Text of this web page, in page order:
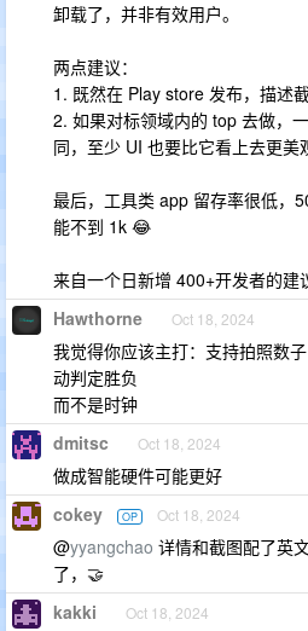
卸载了，并非有效用户。
两点建议：
1. 既然在 Play store 发布，描述
2. 如果对标领域内的 top 去做，
同，至少 UI 也要比它看上去更美
最后，工具类 app 留存率很低，
能不到 1k 😂
来自一个日新增 400+开发者的建
Hawthorne Oct 18, 2024
我觉得你应该主打：支持拍照数
动判定胜负
而不是时钟
dmitsc Oct 18, 2024
做成智能硬件可能更好
cokey OP Oct 18, 2024
@yyangchao 详情和截图配了英
了，🤝
kakki Oct 18, 2024